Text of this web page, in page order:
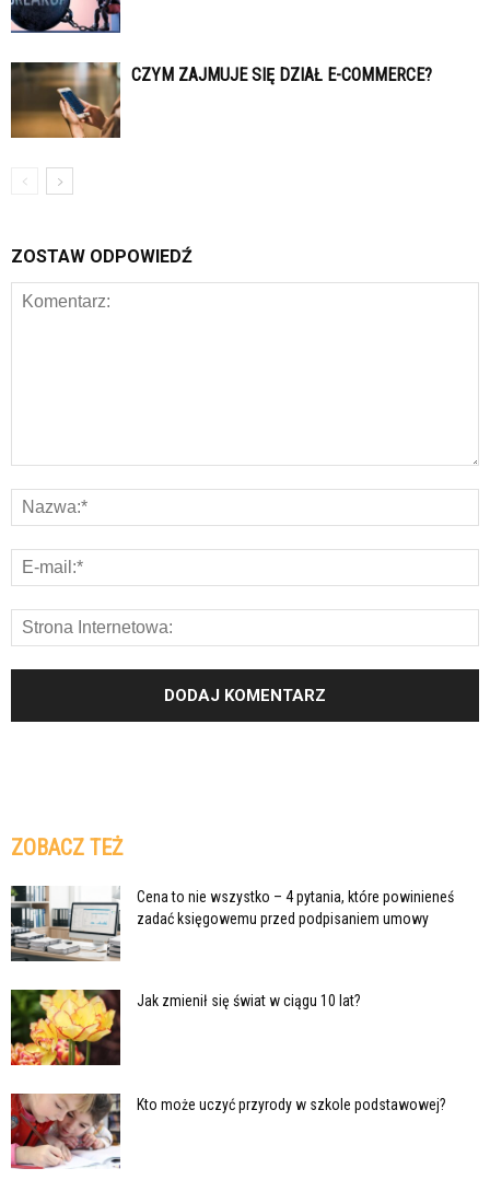
CZYM ZAJMUJE SIĘ DZIAŁ E-COMMERCE?
ZOSTAW ODPOWIEDŹ
ZOBACZ TEŻ
Cena to nie wszystko – 4 pytania, które powinieneś
zadać księgowemu przed podpisaniem umowy
Jak zmienił się świat w ciągu 10 lat?
Kto może uczyć przyrody w szkole podstawowej?